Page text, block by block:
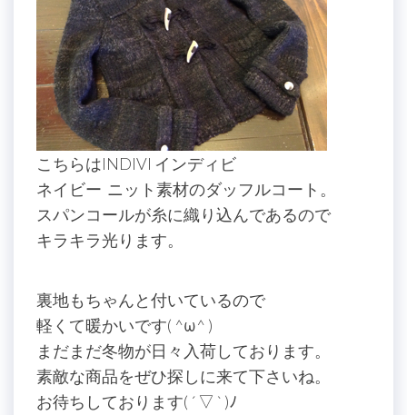
こちらはINDIVI インディビ
ネイビー ニット素材のダッフルコート。
スパンコールが糸に織り込んであるので
キラキラ光ります。
裏地もちゃんと付いているので
軽くて暖かいです( ^ω^ )
まだまだ冬物が日々入荷しております。
素敵な商品をぜひ探しに来て下さいね。
お待ちしております( ´ ▽ ` )ﾉ